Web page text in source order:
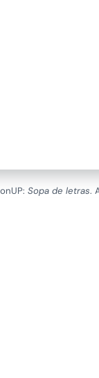
Sopa de letras.